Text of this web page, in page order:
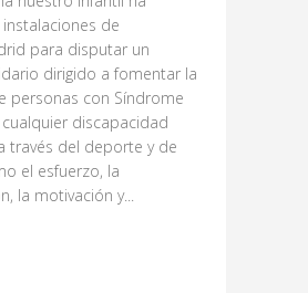
de
para disputar un
dirigido a fomentar la
personas con Síndrome
discapacidad
través del deporte y de
el esfuerzo, la
la motivación y...